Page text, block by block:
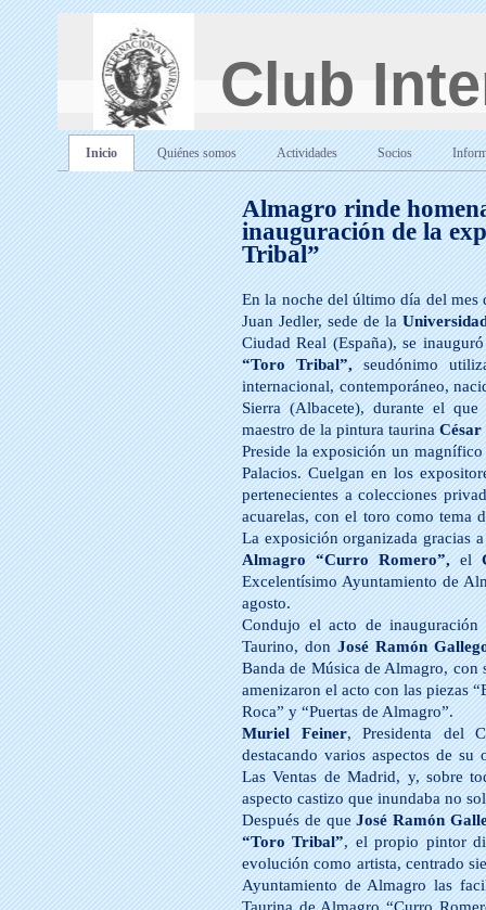
Club
Inicio Quiénes somos Actividades Socios
Almagro rinde
inauguración de la
Tribal”
En la noche del último día del mes
Juan Jedler, sede de la
Ciudad Real (España), se
“Toro Tribal”,seudónimo
internacional, contemporáneo,
Sierra (Albacete), durante el
maestro de la pintura taurinaCésar
Preside la exposición un
Palacios. Cuelgan en los
pertenecientes a colecciones
acuarelas, con el toro como tema
La exposición organizada gracias
Almagro “Curro Romero”,el
Excelentísimo Ayuntamiento de
agosto.
Condujo el acto de
Taurino, donJosé Ramón
Banda de Música de Almagro, con
amenizaron el acto con las piezas
Roca” y “Puertas de Almagro”.
Muriel Feiner, Presidenta del
destacando varios aspectos de
Las Ventas de Madrid, y, sobre
aspecto castizo que inundaba no
Después de queJosé Ramón
“Toro Tribal”, el propio pintor
evolución como artista, centrado
Ayuntamiento de Almagro las